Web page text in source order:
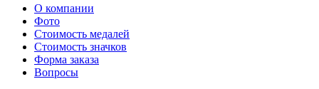
О компании
Фото
Стоимость медалей
Стоимость значков
Форма заказа
Вопросы